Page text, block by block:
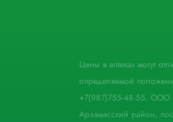
Цены в аптеках могут
определяемой
+7(987)755-48-55. ООО
Арзамасский район,